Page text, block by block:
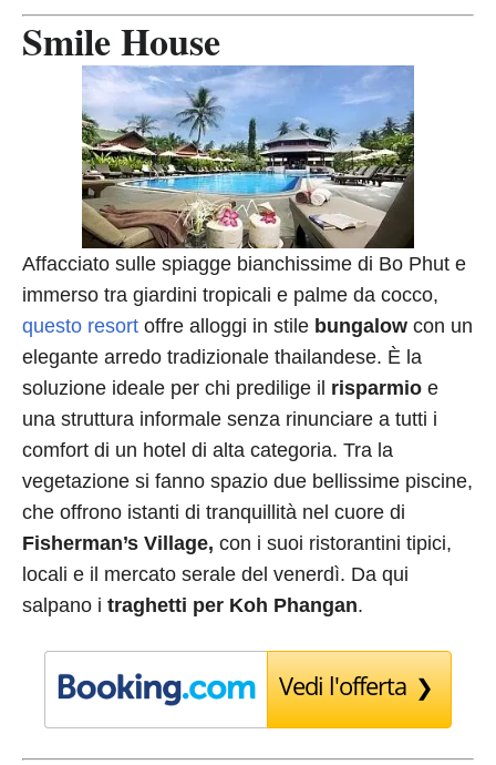
Smile House
Affacciato sulle spiagge bianchissime di Bo Phut e
immerso tra giardini tropicali e palme da cocco,
questo resort offre alloggi in stile bungalow con un
elegante arredo tradizionale thailandese. È la
soluzione ideale per chi predilige il risparmio e
una struttura informale senza rinunciare a tutti i
comfort di un hotel di alta categoria. Tra la
vegetazione si fanno spazio due bellissime piscine,
che offrono istanti di tranquillità nel cuore di
Fisherman’s Village, con i suoi ristorantini tipici,
locali e il mercato serale del venerdì. Da qui
salpano i traghetti per Koh Phangan.
Vedi l'offerta